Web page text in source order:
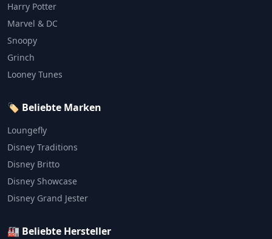
Harry Potter
Marvel & DC
Snoopy
Grinch
Looney Tunes
🏷️ Beliebte Marken
Loungefly
Disney Traditions
Disney Britto
Disney Showcase
Disney Grand Jester
🏭 Beliebte Hersteller